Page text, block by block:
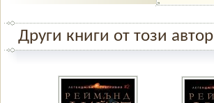
Други книги от този автор